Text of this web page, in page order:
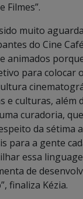
Filmes”.
muito
do Cine
animados
para colocar
e culturas, além
curadoria,
da sétima
para a gente
essa
de
finaliza Kézia.